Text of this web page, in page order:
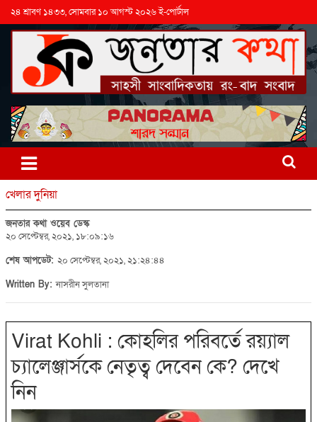
২৪ শ্রাবণ ১৪৩৩, সোমবার ১০ আগস্ট ২০২৬ ই-পোর্টাল
খেলার দুনিয়া
জনতার কথা ওয়েব ডেস্ক
২০ সেপ্টেম্বর, ২০২১, ১৮:০৯:১৬
শেষ আপডেট: ২০ সেপ্টেম্বর, ২০২১, ২১:২৪:৪৪
Written By:নাসরীন সুলতানা
Virat Kohli : কোহলির পরিবর্তে রয়্যাল
চ্যালেঞ্জার্সকে নেতৃত্ব দেবেন কে? দেখে
নিন